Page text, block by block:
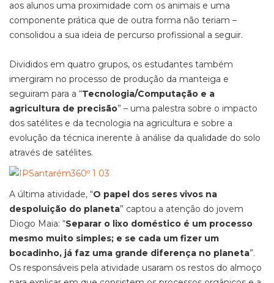
aos alunos uma proximidade com os animais e uma
componente prática que de outra forma não teriam –
consolidou a sua ideia de percurso profissional a seguir.
Divididos em quatro grupos, os estudantes também
imergiram no processo de produção da manteiga e
seguiram para a “Tecnologia/Computação e a
agricultura de precisão” – uma palestra sobre o impacto
dos satélites e da tecnologia na agricultura e sobre a
evolução da técnica inerente à análise da qualidade do solo
através de satélites.
A última atividade, “O papel dos seres vivos na
despoluição do planeta” captou a atenção do jovem
Diogo Maia: “Separar o lixo doméstico é um processo
mesmo muito simples; e se cada um fizer um
bocadinho, já faz uma grande diferença no planeta”.
Os responsáveis pela atividade usaram os restos do almoço